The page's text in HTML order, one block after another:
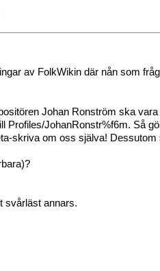
av FolkWikin där nån som
Johan Ronström ska
Profiles/JohanRonstr%f6m. Så
skriva om oss själva! Dessutom
svårläst annars.